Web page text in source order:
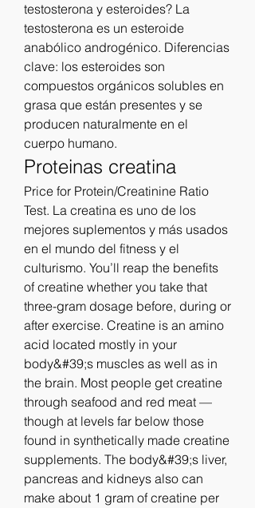
testosterona y esteroides? La
testosterona es un esteroide
anabólico androgénico. Diferencias
clave: los esteroides son
compuestos orgánicos solubles en
grasa que están presentes y se
producen naturalmente en el
cuerpo humano.
Proteinas creatina
Price for Protein/Creatinine Ratio
Test. La creatina es uno de los
mejores suplementos y más usados
en el mundo del fitness y el
culturismo. You’ll reap the benefits
of creatine whether you take that
three-gram dosage before, during or
after exercise. Creatine is an amino
acid located mostly in your
body&#39;s muscles as well as in
the brain. Most people get creatine
through seafood and red meat —
though at levels far below those
found in synthetically made creatine
supplements. The body&#39;s liver,
pancreas and kidneys also can
make about 1 gram of creatine per